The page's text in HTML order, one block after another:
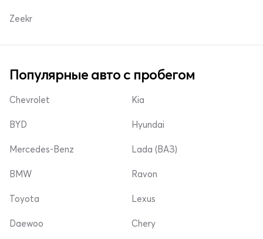
Zeekr
Популярные авто с пробегом
Chevrolet
BYD
Mercedes-Benz
Kia
Hyundai
Lada (ВАЗ)
BMW
Toyota
Daewoo
Ravon
Lexus
Chery